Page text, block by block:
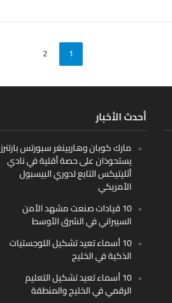
1
2
أحدث الأخبار
مارك كوبان وهاربينغر سبورتس بارتنرز
يستحوذان على حصة أقلية في نادي
أثليتيكس التابع لدوري البيسبول
الأمريكي
10 قيادات صنعت مشهد الأمن
السيبراني في الشرق الأوسط
10 أسماء تعيد تشكيل اللوجستيات
الذكية في الخليج
10 أسماء تعيد تشكيل التعليم
الرقمي في الخليج والمنطقة